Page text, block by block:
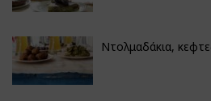
Ντολμαδάκια,